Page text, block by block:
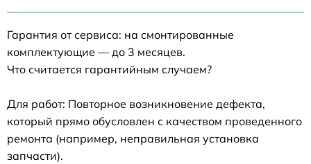
Гарантия от сервиса: на смонтированные
комплектующие — до 3 месяцев.
Что считается гарантийным случаем?
Для работ: Повторное возникновение дефекта,
который прямо обусловлен с качеством проведенного
ремонта (например, неправильная установка
запчасти).